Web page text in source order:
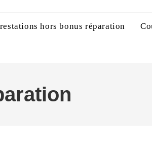
hors bonus réparation